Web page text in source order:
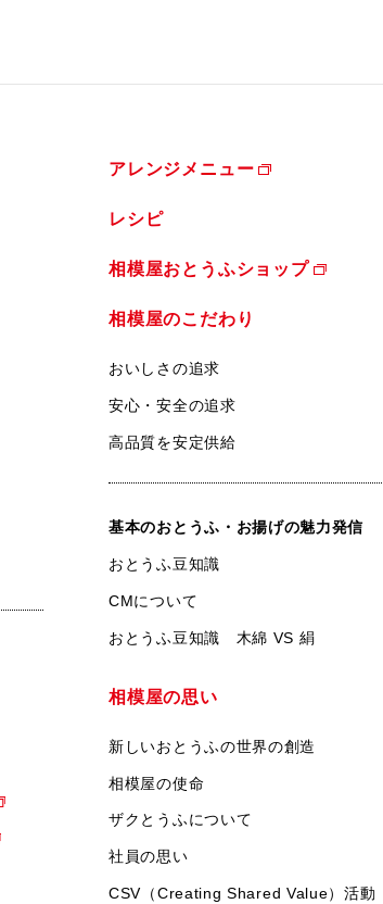
アレンジメニュー
レシピ
相模屋おとうふショップ
相模屋のこだわり
おいしさの追求
安心・安全の追求
高品質を安定供給
基本のおとうふ・お揚げの魅力発信
おとうふ豆知識
CMについて
おとうふ豆知識 木綿 VS 絹
相模屋の思い
新しいおとうふの世界の創造
相模屋の使命
ザクとうふについて
社員の思い
CSV（Creating Shared Value）活動